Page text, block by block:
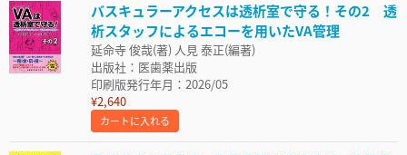
バスキュラーアクセスは透析室で守る！その2 透
析スタッフによるエコーを用いたVA管理
延命寺 俊哉(著) 人見 泰正(編著)
出版社：医歯薬出版
印刷版発行年月：2026/05
¥2,640
カートに入れる